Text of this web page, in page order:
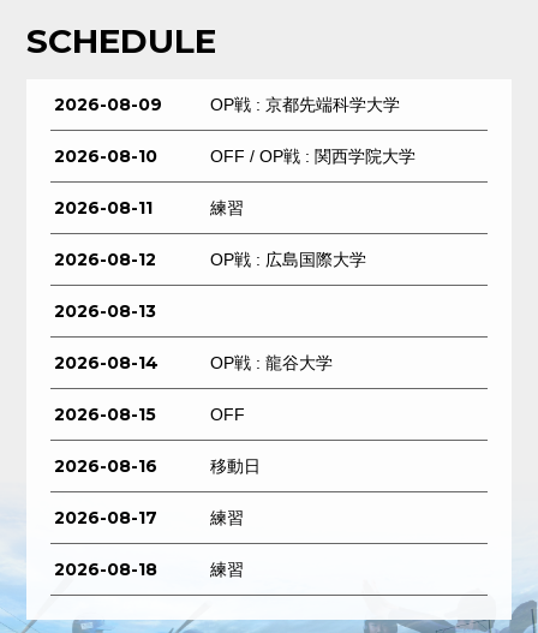
SCHEDULE
2026-08-09 OP戦 : 京都先端科学大学
2026-08-10 OFF / OP戦 : 関西学院大学
2026-08-11 練習
2026-08-12 OP戦 : 広島国際大学
2026-08-13
2026-08-14 OP戦 : 龍谷大学
2026-08-15 OFF
2026-08-16 移動日
2026-08-17 練習
2026-08-18 練習